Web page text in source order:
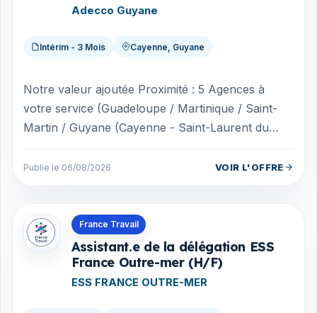
Adecco Guyane
Intérim - 3 Mois Cayenne, Guyane
Notre valeur ajoutée Proximité : 5 Agences à
votre service (Guadeloupe / Martinique / Saint-
Martin / Guyane (Cayenne - Saint-Laurent du
Publie le 06/08/2026 VOIR L'OFFRE
France Travail
Assistant.e de la délégation ESS
France Outre-mer (H/F)
ESS FRANCE OUTRE-MER
Offres en La Réunion